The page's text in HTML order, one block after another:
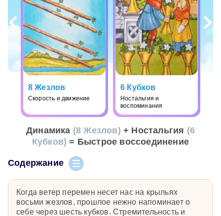
8 Жезлов
Скорость и движение
6 Кубков
Ностальгия и
воспоминания
Динамика (8 Жезлов) + Ностальгия (6
Кубков) = Быстрое воссоединение
Содержание
Когда ветер перемен несет нас на крыльях
восьми жезлов, прошлое нежно напоминает о
себе через шесть кубков. Стремительность и